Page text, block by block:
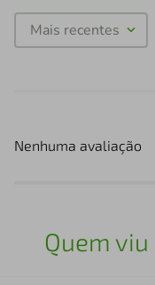
Mais recentes
Nenhuma avaliação
Quem